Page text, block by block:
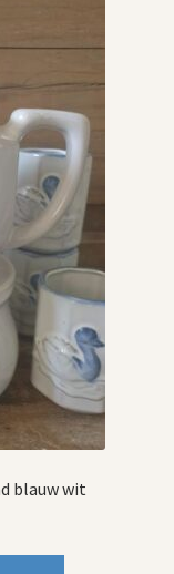
blauw wit